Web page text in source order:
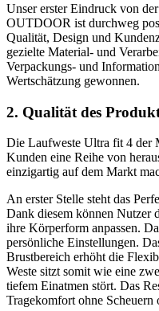
Unser erster Eindruck von
OUTDOOR ist durchweg
Qualität, Design und
gezielte Material- und
Verpackungs- und
Wertschätzung gewonnen.
2. Qualität des
Die Laufweste Ultra fit 4 der
Kunden eine Reihe von
einzigartig auf dem Markt
An erster Stelle steht das
Dank diesem können Nutzer
ihre Körperform anpassen.
persönliche Einstellungen.
Brustbereich erhöht die
Weste sitzt somit wie eine
tiefem Einatmen stört. Das
Tragekomfort ohne Scheuern